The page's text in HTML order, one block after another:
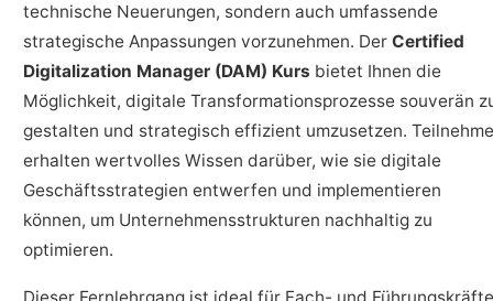
technische Neuerungen, sondern auch umfassende
strategische Anpassungen vorzunehmen. Der Certified
Digitalization Manager (DAM) Kurs bietet Ihnen die
Möglichkeit, digitale Transformationsprozesse souverän
gestalten und strategisch effizient umzusetzen.
erhalten wertvolles Wissen darüber, wie sie digitale
Geschäftsstrategien entwerfen und implementieren
können, um Unternehmensstrukturen nachhaltig zu
optimieren.
Dieser Fernlehrgang ist ideal für Fach- und